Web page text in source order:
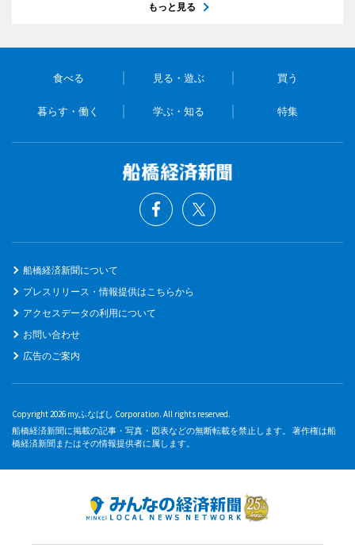
もっと見る
食べる 見る・遊ぶ 買う
暮らす・働く 学ぶ・知る 特集
船橋経済新聞について
プレスリリース・情報提供はこちらから
アクセスデータの利用について
お問い合わせ
広告のご案内
Copyright 2026 myふなばし Corporation. All rights reserved.
船橋経済新聞に掲載の記事・写真・図表などの無断転載を禁止します。 著作権は船
橋経済新聞またはその情報提供者に属します。